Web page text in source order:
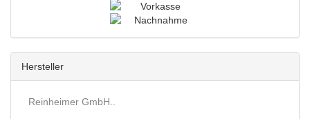
Hersteller
Reinheimer GmbH..